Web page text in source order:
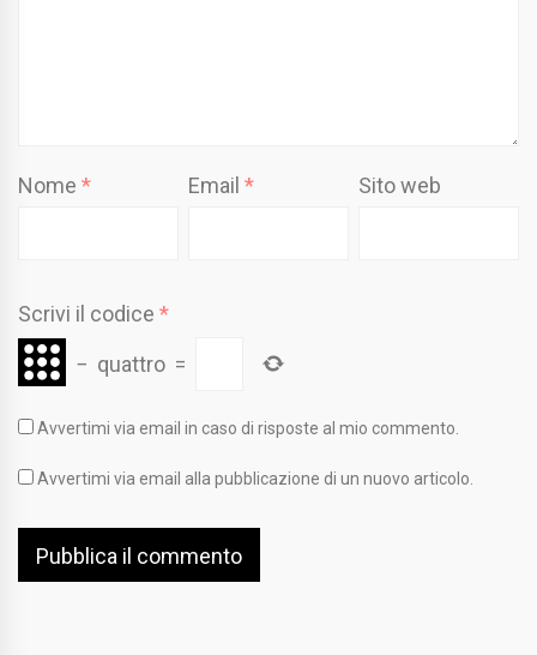
Nome * Email* Sito web
Scrivi il codice *
− quattro =
Avvertimi via email in caso di risposte al mio commento.
Avvertimi via email alla pubblicazione di un nuovo articolo.